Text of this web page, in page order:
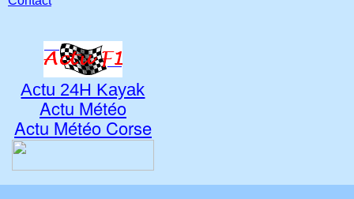
Actu 24H Kayak
Actu Météo
Actu Météo Corse